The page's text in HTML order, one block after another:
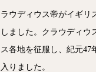
ウディウス帝がイギリ
ました。クラウディウ
各地を征服し、紀元47
りました。